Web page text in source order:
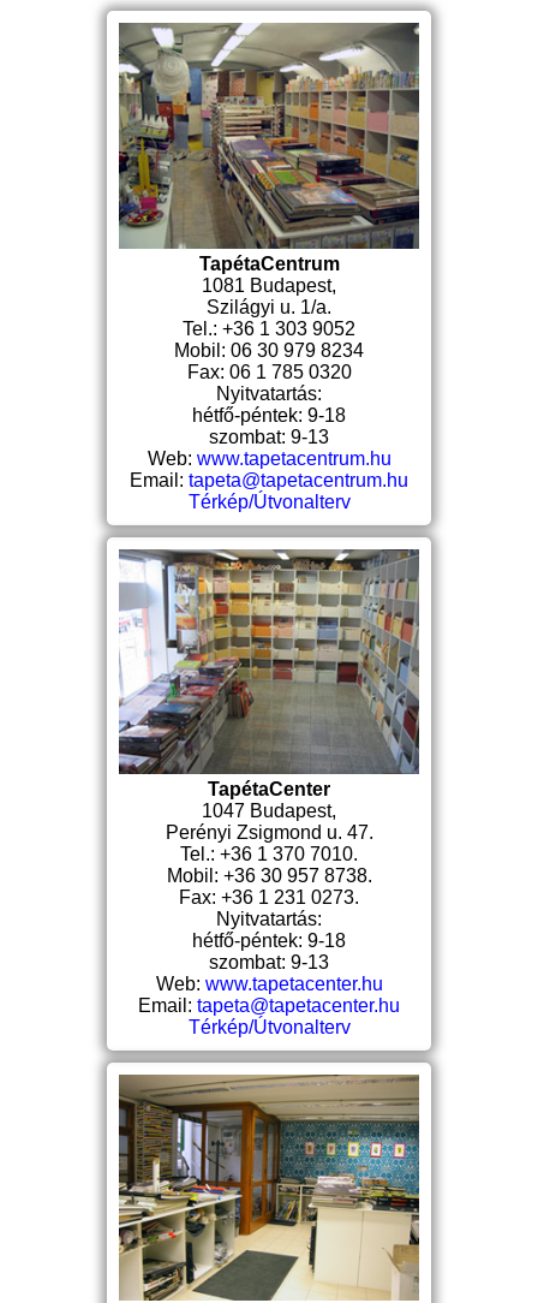
TapétaCentrum
1081 Budapest,
Szilágyi u. 1/a.
Tel.: +36 1 303 9052
Mobil: 06 30 979 8234
Fax: 06 1 785 0320
Nyitvatartás:
hétfő-péntek: 9-18
szombat: 9-13
Web: www.tapetacentrum.hu
Email: tapeta@tapetacentrum.hu
Térkép/Útvonalterv
TapétaCenter
1047 Budapest,
Perényi Zsigmond u. 47.
Tel.: +36 1 370 7010.
Mobil: +36 30 957 8738.
Fax: +36 1 231 0273.
Nyitvatartás:
hétfő-péntek: 9-18
szombat: 9-13
Web: www.tapetacenter.hu
Email: tapeta@tapetacenter.hu
Térkép/Útvonalterv